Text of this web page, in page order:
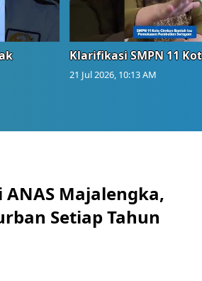
Klarifikasi SMPN 11
21 Jul 2026, 10:13 AM
Majalengka,
Setiap Tahun